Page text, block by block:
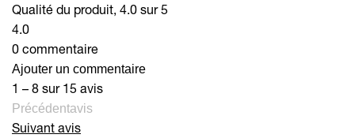
Qualité du produit, 4.0 sur 5
4.0
0 commentaire
Ajouter un commentaire
1 – 8 sur 15 avis
Précédentavis
Suivant avis